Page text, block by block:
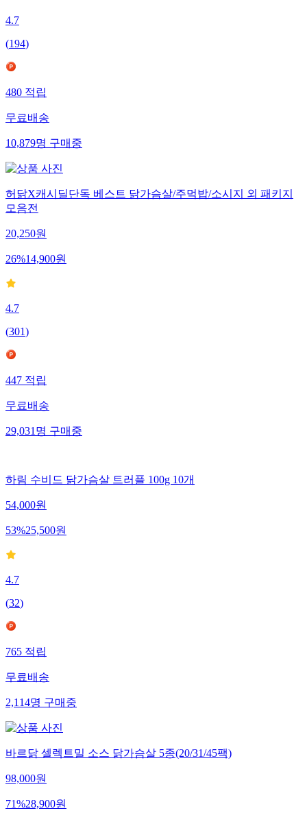
4.7
(194)
480적립
무료배송
10,879명구매중
허닭X캐시딜단독 베스트 닭가슴살/주먹밥/소시지 외 패키지
모음전
20,250원
26%14,900원
4.7
(301)
447적립
무료배송
29,031명구매중
하림 수비드 닭가슴살 트러플 100g 10개
54,000원
53%25,500원
4.7
(32)
765적립
무료배송
2,114명구매중
바르닭 셀렉트밀 소스 닭가슴살 5종(20/31/45팩)
98,000원
71%28,900원